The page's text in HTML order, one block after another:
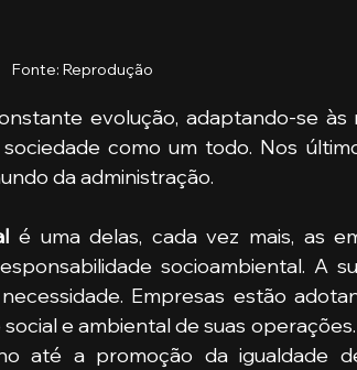
Fonte: Reprodução
evolução, adaptando-se às
como um todo. Nos
da administração.
é uma delas, cada vez mais, as
socioambiental. A
Empresas estão
e ambiental de suas
até a promoção da igualdade